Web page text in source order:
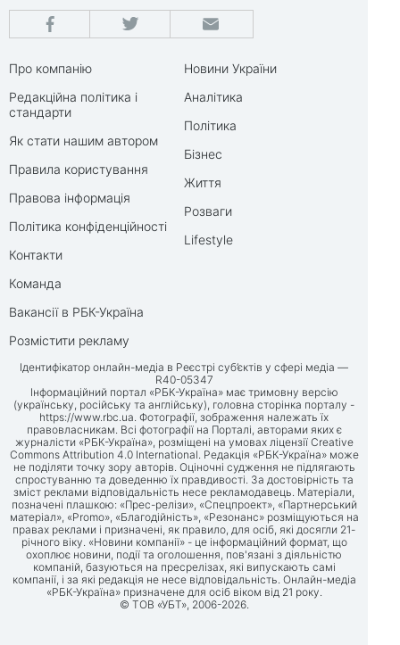
Про компанію
Редакційна політика і
стандарти
Як стати нашим автором
Правила користування
Правова інформація
Політика конфіденційності
Контакти
Команда
Вакансії в РБК-Україна
Розмістити рекламу
Новини України
Аналітика
Політика
Бізнес
Життя
Розваги
Lifestyle
Ідентифікатор онлайн-медіа в Реєстрі суб’єктів у сфері медіа —
R40-05347
Інформаційний портал «РБК-Україна» має тримовну версію
(українську, російську та англійську), головна сторінка порталу -
https://www.rbc.ua. Фотографії, зображення належать їх
правовласникам. Всі фотографії на Порталі, авторами яких є
журналісти «РБК-Україна», розміщені на умовах ліцензії Creative
Commons Attribution 4.0 International. Редакція «РБК-Україна» може
не поділяти точку зору авторів. Оціночні судження не підлягають
спростуванню та доведенню їх правдивості. За достовірність та
зміст реклами відповідальність несе рекламодавець. Матеріали,
позначені плашкою: «Прес-релізи», «Спецпроект», «Партнерський
матеріал», «Promo», «Благодійність», «Резонанс» розміщуються на
правах реклами і призначені, як правило, для осіб, які досягли 21-
річного віку. «Новини компанії» - це інформаційний формат, що
охоплює новини, події та оголошення, пов'язані з діяльністю
компаній, базуються на пресрелізах, які випускають самі
компанії, і за які редакція не несе відповідальність. Онлайн-медіа
«РБК-Україна» призначене для осіб віком від 21 року.
© ТОВ «УБТ», 2006-2026.